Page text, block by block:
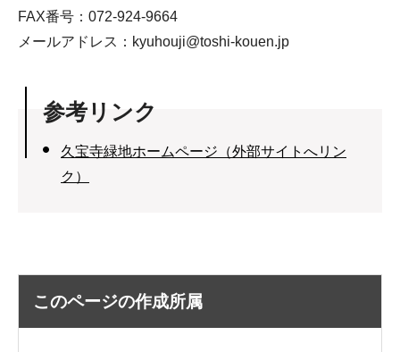
FAX番号：072-924-9664
メールアドレス：kyuhouji@toshi-kouen.jp
参考リンク
久宝寺緑地ホームページ（外部サイトへリン
ク）
このページの作成所属